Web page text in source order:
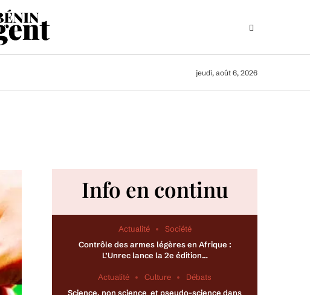
jeudi, août 6, 2026
Info en continu
Actualité
Société
Contrôle des armes légères en Afrique :
L’Unrec lance la 2e édition…
Actualité Culture
Débats
Science, non science et pseudo-science dans